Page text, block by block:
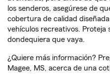
los senderos, asegúrese de
cobertura de calidad
vehículos recreativos. Proteja
dondequiera que vaya.
¿Quiere más información?
Magee, MS, acerca de una